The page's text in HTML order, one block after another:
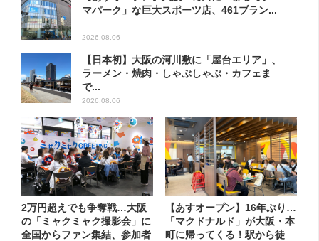
マパーク」な巨大スポーツ店、461ブラン...
2026.08.06
【日本初】大阪の河川敷に「屋台エリア」、
ラーメン・焼肉・しゃぶしゃぶ・カフェま
で...
2026.08.06
2万円超えでも争奪戦…大阪
の「ミャクミャク撮影会」に
全国からファン集結、参加者
【あすオープン】16年ぶり…
「マクドナルド」が大阪・本
町に帰ってくる！駅から徒